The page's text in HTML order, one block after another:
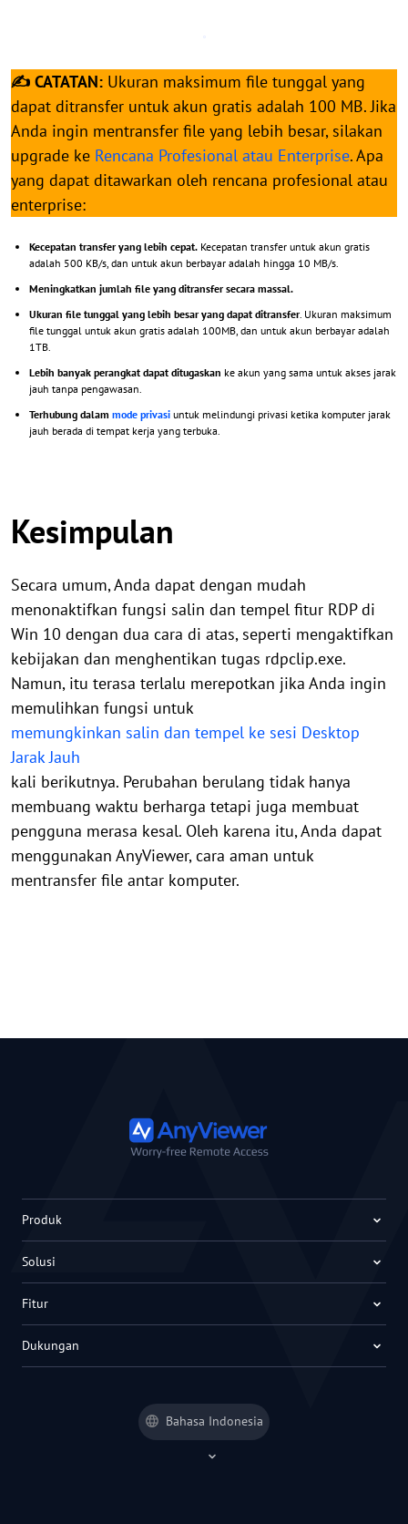
✍ CATATAN: Ukuran maksimum file tunggal yang
dapat ditransfer untuk akun gratis adalah 100 MB. Jika
Anda ingin mentransfer file yang lebih besar, silakan
upgrade ke Rencana Profesional atau Enterprise. Apa
yang dapat ditawarkan oleh rencana profesional atau
enterprise:
Kecepatan transfer yang lebih cepat. Kecepatan transfer untuk akun gratis
adalah 500 KB/s, dan untuk akun berbayar adalah hingga 10 MB/s.
Meningkatkan jumlah file yang ditransfer secara massal.
Ukuran file tunggal yang lebih besar yang dapat ditransfer. Ukuran maksimum
file tunggal untuk akun gratis adalah 100MB, dan untuk akun berbayar adalah
1TB.
Lebih banyak perangkat dapat ditugaskan ke akun yang sama untuk akses jarak
jauh tanpa pengawasan.
Terhubung dalam mode privasi untuk melindungi privasi ketika komputer jarak
jauh berada di tempat kerja yang terbuka.
Kesimpulan
Secara umum, Anda dapat dengan mudah
menonaktifkan fungsi salin dan tempel fitur RDP di
Win 10 dengan dua cara di atas, seperti mengaktifkan
kebijakan dan menghentikan tugas rdpclip.exe.
Namun, itu terasa terlalu merepotkan jika Anda ingin
memulihkan fungsi untuk
memungkinkan salin dan tempel ke sesi Desktop
Jarak Jauh
kali berikutnya. Perubahan berulang tidak hanya
membuang waktu berharga tetapi juga membuat
pengguna merasa kesal. Oleh karena itu, Anda dapat
menggunakan AnyViewer, cara aman untuk
mentransfer file antar komputer.
Bahasa Indonesia
Produk
Solusi
Fitur
Dukungan